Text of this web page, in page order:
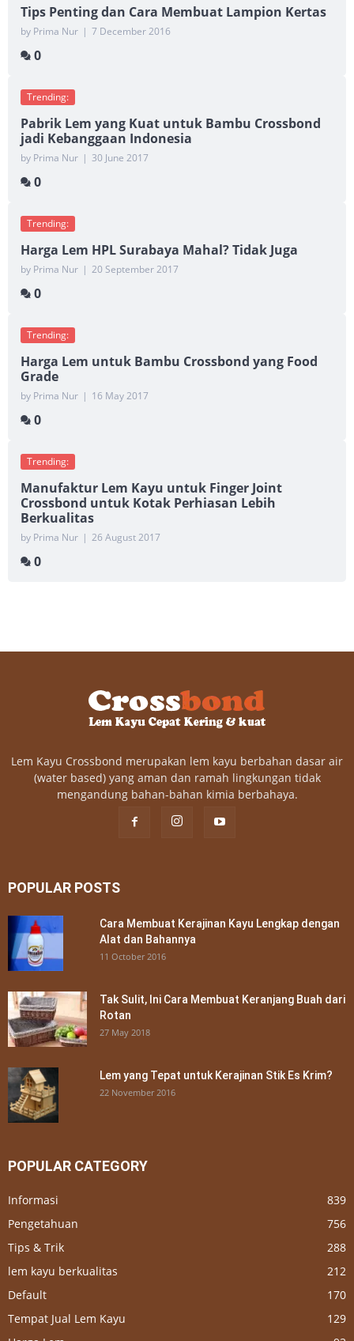
Tips Penting dan Cara Membuat Lampion Kertas
by Prima Nur | 7 December 2016
0
Trending:
Pabrik Lem yang Kuat untuk Bambu Crossbond
jadi Kebanggaan Indonesia
by Prima Nur | 30 June 2017
0
Trending:
Harga Lem HPL Surabaya Mahal? Tidak Juga
by Prima Nur | 20 September 2017
0
Trending:
Harga Lem untuk Bambu Crossbond yang Food
Grade
by Prima Nur | 16 May 2017
0
Trending:
Manufaktur Lem Kayu untuk Finger Joint
Crossbond untuk Kotak Perhiasan Lebih
Berkualitas
by Prima Nur | 26 August 2017
0
Lem Kayu Crossbond merupakan lem kayu berbahan dasar air
(water based) yang aman dan ramah lingkungan tidak
mengandung bahan-bahan kimia berbahaya.
POPULAR POSTS
Cara Membuat Kerajinan Kayu Lengkap dengan
Alat dan Bahannya
11 October 2016
Tak Sulit, Ini Cara Membuat Keranjang Buah dari
Rotan
27 May 2018
Lem yang Tepat untuk Kerajinan Stik Es Krim?
22 November 2016
POPULAR CATEGORY
Informasi
839
Pengetahuan
756
Tips & Trik
288
lem kayu berkualitas
212
Default
170
Tempat Jual Lem Kayu
129